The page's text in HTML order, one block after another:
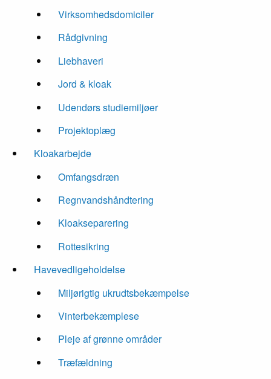
Virksomhedsdomiciler
Rådgivning
Liebhaveri
Jord & kloak
Udendørs studiemiljøer
Projektoplæg
Kloakarbejde
Omfangsdræn
Regnvandshåndtering
Kloakseparering
Rottesikring
Havevedligeholdelse
Miljørigtig ukrudtsbekæmpelse
Vinterbekæmplese
Pleje af grønne områder
Træfældning